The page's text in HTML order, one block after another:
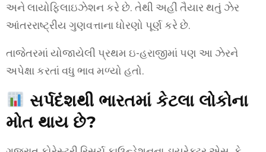
અને લાયોફિલાઇઝેશન કરે છે. તેથી અહીં તૈયાર થતું ઝેર
આંતરરાષ્ટ્રીય ગુણવત્તાના ધોરણો પૂર્ણ કરે છે.
તાજેતરમાં યોજાયેલી પ્રથમ ઇ-હરાજીમાં પણ આ ઝેરને
અપેક્ષા કરતાં વધુ ભાવ મળ્યો હતો.
સર્પદંશથી ભારતમાં કેટલા લોકોના
મોત થાય છે?